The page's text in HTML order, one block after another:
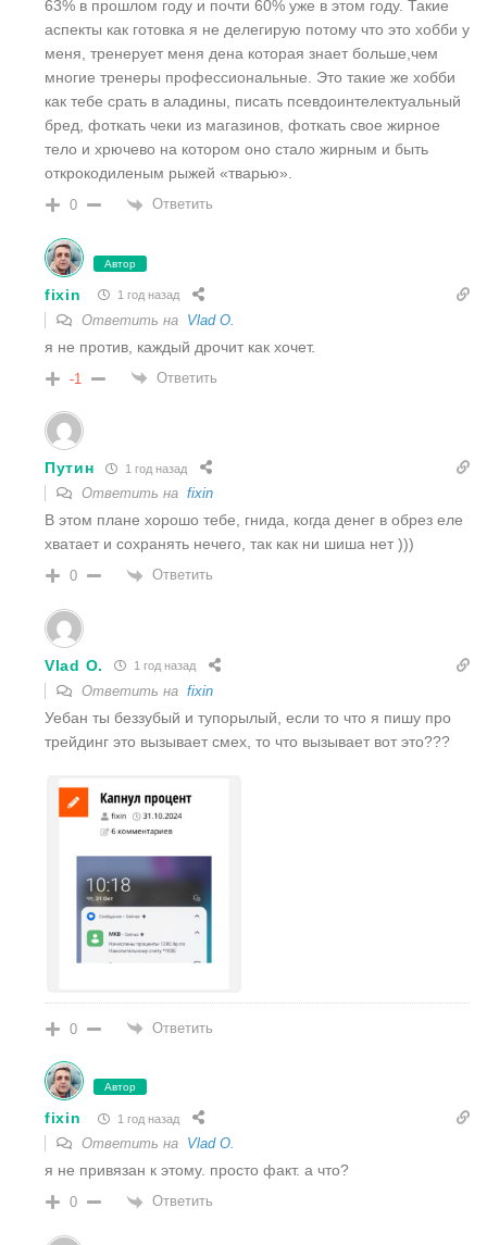
63% в прошлом году и почти 60% уже в этом году. Такие
аспекты как готовка я не делегирую потому что это хобби у
меня, тренерует меня дена которая знает больше,чем
многие тренеры профессиональные. Это такие же хобби
как тебе срать в аладины, писать псевдоинтелектуальный
бред, фоткать чеки из магазинов, фоткать свое жирное
тело и хрючево на котором оно стало жирным и быть
открокодиленым рыжей «тварью».
0 Ответить
Автор
fixin 1 год назад
Ответить на Vlad O.
я не против, каждый дрочит как хочет.
-1 Ответить
Путин 1 год назад
Ответить на fixin
В этом плане хорошо тебе, гнида, когда денег в обрез еле
хватает и сохранять нечего, так как ни шиша нет )))
0 Ответить
Vlad O. 1 год назад
Ответить на fixin
Уебан ты беззубый и тупорылый, если то что я пишу про
трейдинг это вызывает смех, то что вызывает вот это???
0 Ответить
Автор
fixin 1 год назад
Ответить на Vlad O.
я не привязан к этому. просто факт. а что?
0 Ответить